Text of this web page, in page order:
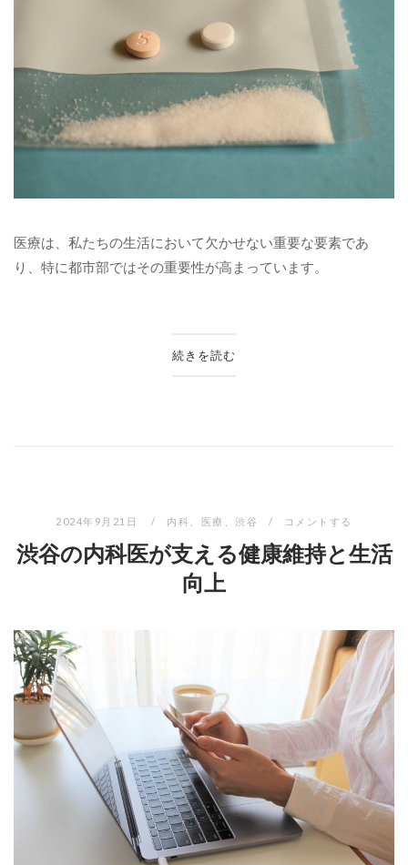
医療は、私たちの生活において欠かせない重要な要素であ
り、特に都市部ではその重要性が高まっています。
続きを読む
2024年9月21日 内科 医療 、渋谷 コメントする
渋谷の内科医が支える健康維持と生活
向上